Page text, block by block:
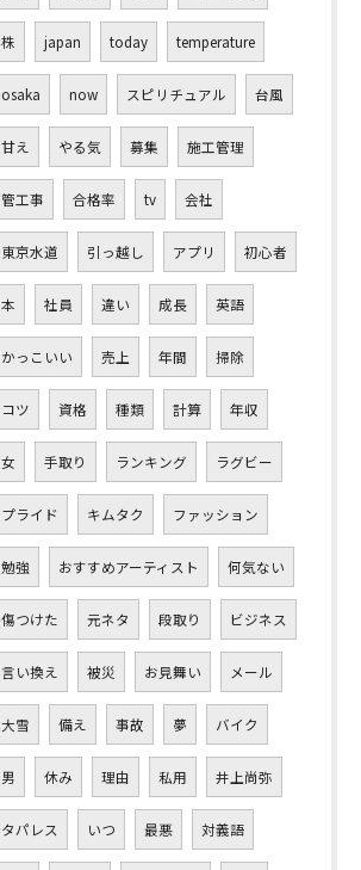
株 japan today temperature
osaka now スピリチュアル 台風
甘え やる気 募集 施工管理
管工事 合格率 tv 会社
東京水道 引っ越し アプリ 初心者
本 社員 違い 成長 英語
かっこいい 売上 年間 掃除
コツ 資格 種類 計算 年収
女 手取り ランキング ラグビー
プライド キムタク ファッション
勉強 おすすめアーティスト 何気ない
傷つけた 元ネタ 段取り ビジネス
言い換え 被災 お見舞い メール
大雪 備え 事故 夢 バイク
男 休み 理由 私用 井上尚弥
タパレス いつ 最悪 対義語